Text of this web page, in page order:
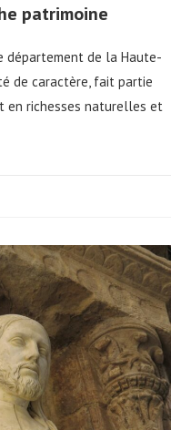
patrimoine
département de la Haute-
de caractère, fait partie
en richesses naturelles et